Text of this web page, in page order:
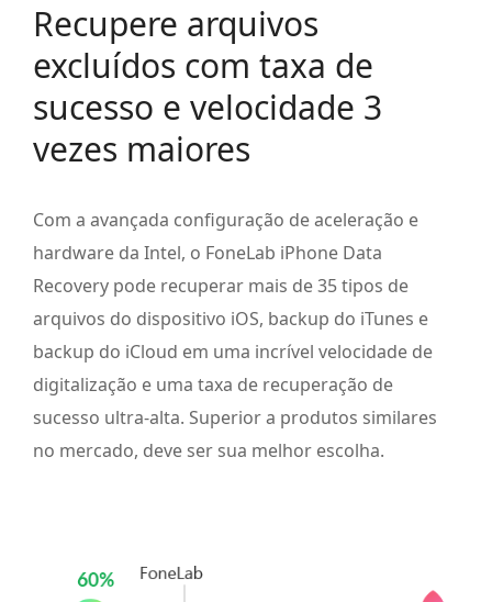
Recupere arquivos
excluídos com taxa de
sucesso e velocidade 3
vezes maiores
Com a avançada configuração de aceleração e
hardware da Intel, o FoneLab iPhone Data
Recovery pode recuperar mais de 35 tipos de
arquivos do dispositivo iOS, backup do iTunes e
backup do iCloud em uma incrível velocidade de
digitalização e uma taxa de recuperação de
sucesso ultra-alta. Superior a produtos similares
no mercado, deve ser sua melhor escolha.